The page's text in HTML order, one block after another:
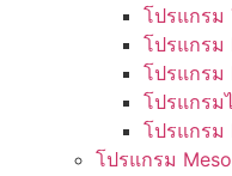
โปรแกรม
โปรแกรม
โปรแกรม
โปรแกรม
โปรแกรม
โปรแกรม